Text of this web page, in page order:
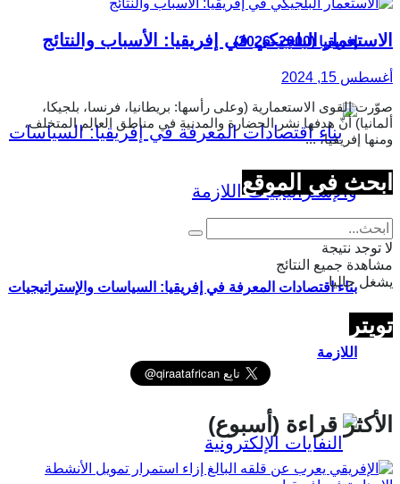
إفريقيا (2000–2026)
بناء اقتصادات المعرفة في إفريقيا: السياسات والإستراتيجيات
اللازمة
الاستعمار البلجيكي في إفريقيا: الأسباب والنتائج
أغسطس 15, 2024
صوّرت القوى الاستعمارية (وعلى رأسها: بريطانيا، فرنسا، بلجيكا،
ألمانيا) أنّ هدفها نشر الحضارة والمدنية في مناطق العالم المتخلف،
ومنها إفريقيا، ...
ابحث في الموقع
لا توجد نتيجة
مشاهدة جميع النتائج
يشغل حاليا
تويتر
الأكثر قراءة (أسبوع)